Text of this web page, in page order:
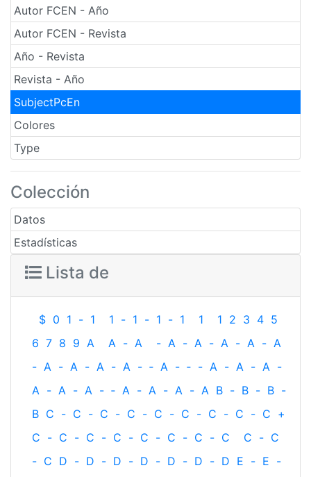
Autor FCEN - Año
Autor FCEN - Revista
Año - Revista
Revista - Año
SubjectPcEn
Colores
Type
Colección
Datos
Estadísticas
Lista de
$ 0 1 - 1 1 - 1 - 1 - 1 1 1 2 3 4 5
6 7 8 9 A A - A - A - A - A - A - A
- A - A - A - A - ‐ A - ‐ - A - A - A -
A - A - A - ‐ A - A - A - A B - B - B -
B C - C - C - C - C - C - C - C - C +
C - C - C - C - C - C - C - C C - C
- C D - D - D - D - D - D - D E - E -